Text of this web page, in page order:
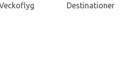
Destinationer